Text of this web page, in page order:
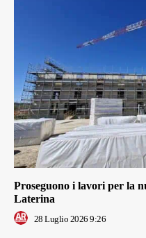
Proseguono i lavori per la
Laterina
28 Luglio 2026 9:26